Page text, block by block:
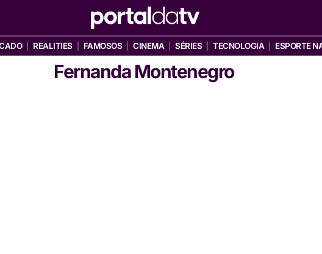
REALITIES FAMOSOS CINEMA SÉRIES TECNOLOGIA ESPORTE
Fernanda Montenegro